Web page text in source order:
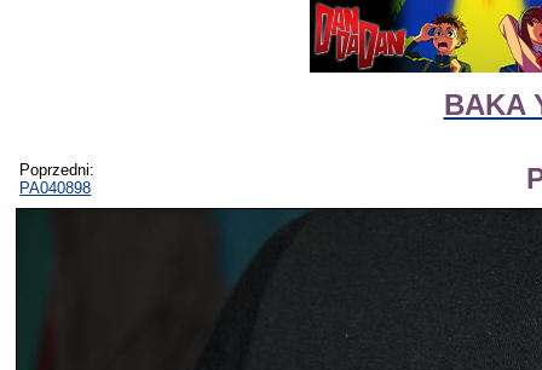
BAKA
Poprzedni:
PA040898